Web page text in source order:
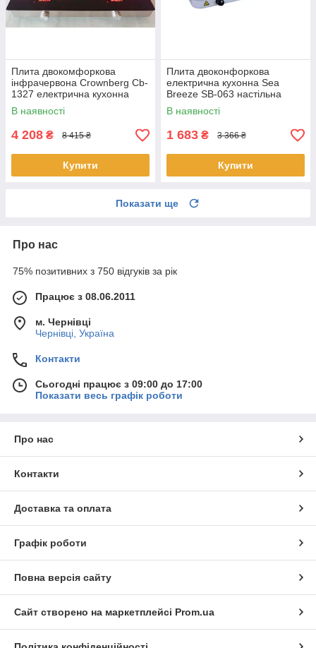
Плита двокомфоркова
інфрачервона Crownberg Cb-
1327 електрична кухонна
настільна 4000 W
В наявності
4 208 ₴ 8 415 ₴
Купити
Плита двоконфоркова
електрична кухонна Sea
Breeze SB-063 настільна
переносна електроплита
дискова
В наявності
1 683 ₴ 3 366 ₴
Купити
Показати ще
Про нас
75% позитивних з 750 відгуків за рік
Працює з 08.06.2011
м. Чернівці
Чернівці, Україна
Контакти
Сьогодні працює з 09:00 до 17:00
Показати весь графік роботи
Про нас
Контакти
Доставка та оплата
Графік роботи
Повна версія сайту
Сайт створено на маркетплейсі Prom.ua